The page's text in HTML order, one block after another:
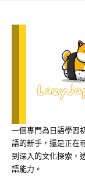
一個專門為日語學習
語的新手，還是正在
到深入的文化探索，
語能力。